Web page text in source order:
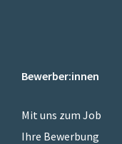
Bewerber:innen
Mit uns zum Job
Ihre Bewerbung